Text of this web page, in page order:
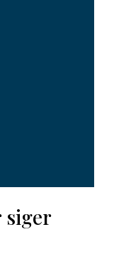
siger